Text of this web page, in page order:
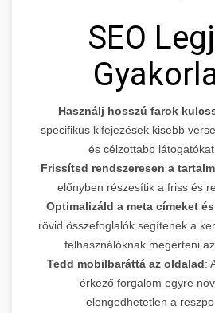
SEO
Használj hosszú farok
specifikus kifejezések kisebb
és célzottabb
Frissítsd rendszeresen a
előnyben részesítik a friss és
Optimalizáld a meta címeket
rövid összefoglalók segítenek a
felhasználóknak megérteni
Tedd mobilbaráttá az oldalad:
érkező forgalom egyre
elengedhetetlen a